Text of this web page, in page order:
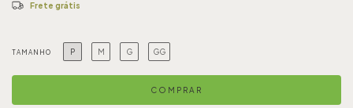
Frete grátis
TAMANHO P M G GG